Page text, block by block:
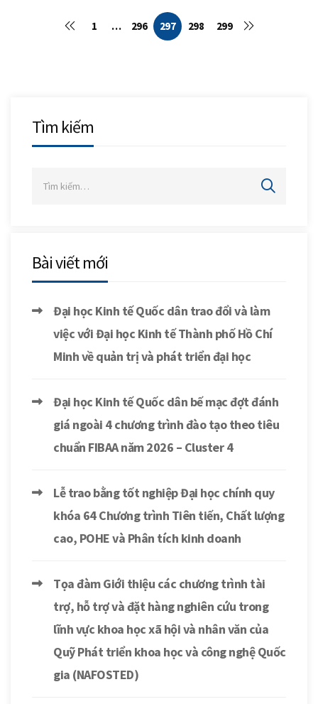
1 … 296 297 298 299
Tìm kiếm
Bài viết mới
Đại học Kinh tế Quốc dân trao đổi và làm
việc với Đại học Kinh tế Thành phố Hồ Chí
Minh về quản trị và phát triển đại học
Đại học Kinh tế Quốc dân bế mạc đợt đánh
giá ngoài 4 chương trình đào tạo theo tiêu
chuẩn FIBAA năm 2026 – Cluster 4
Lễ trao bằng tốt nghiệp Đại học chính quy
khóa 64 Chương trình Tiên tiến, Chất lượng
cao, POHE và Phân tích kinh doanh
Tọa đàm Giới thiệu các chương trình tài
trợ, hỗ trợ và đặt hàng nghiên cứu trong
lĩnh vực khoa học xã hội và nhân văn của
Quỹ Phát triển khoa học và công nghệ Quốc
gia (NAFOSTED)